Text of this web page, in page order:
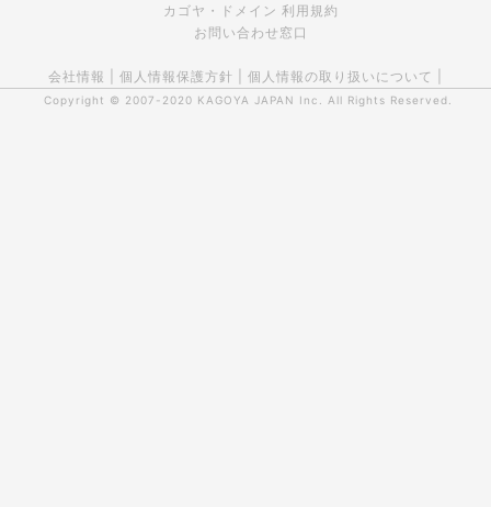
カゴヤ・ドメイン 利用規約
お問い合わせ窓口
会社情報 個人情報保護方針 個人情報の取り扱いについて
Copyright © 2007-2020 KAGOYA JAPAN Inc. All Rights Reserved.